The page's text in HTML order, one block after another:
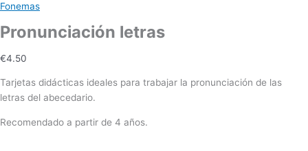
Fonemas
Pronunciación letras
€4.50
Tarjetas didácticas ideales para trabajar la pronunciación de las
letras del abecedario.
Recomendado a partir de 4 años.